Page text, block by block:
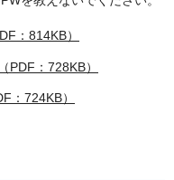
：814KB）
PDF：728KB）
：724KB）